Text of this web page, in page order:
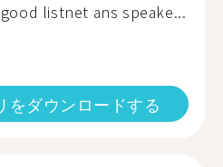
listnet ans speake...
をダウンロードする